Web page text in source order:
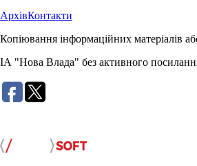
АрхівКонтакти
Копіювання інформаційних матеріалів
ІА "Нова Влада" без активного